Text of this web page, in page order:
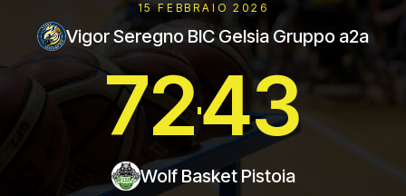
15 FEBBRAIO 2026
Vigor Seregno BIC Gelsia Gruppo a2a
7243
Wolf Basket Pistoia